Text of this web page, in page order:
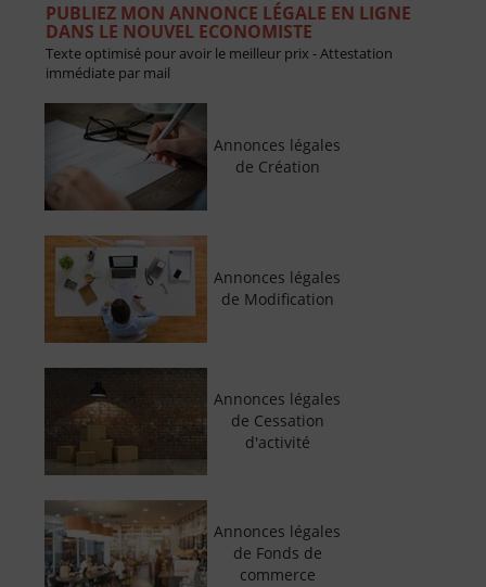
PUBLIEZ MON ANNONCE LÉGALE EN LIGNE
DANS LE NOUVEL ECONOMISTE
Texte optimisé pour avoir le meilleur prix - Attestation
immédiate par mail
Annonces légales
de Création
Annonces légales
de Modification
Annonces légales
de Cessation
d'activité
Annonces légales
de Fonds de
commerce